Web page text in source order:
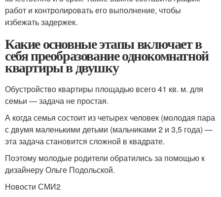
работ и контролировать его выполнение, чтобы
избежать задержек.
Какие основные этапы включает в
себя преобразование однокомнатной
квартиры в двушку
Обустройство квартиры площадью всего 41 кв. м. для
семьи — задача не простая.
А когда семья состоит из четырех человек (молодая пара
с двумя маленькими детьми (мальчиками 2 и 3,5 года) —
эта задача становится сложной в квадрате.
Поэтому молодые родители обратились за помощью к
дизайнеру Ольге Подольской.
Новости СМИ2